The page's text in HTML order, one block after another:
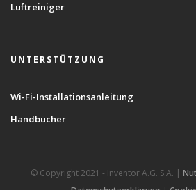
Luftreiniger
UNTERSTÜTZUNG
Wi-Fi-Installationsanleitung
Handbücher
© Copyright 2021 - Inventor A.G. S.A. |